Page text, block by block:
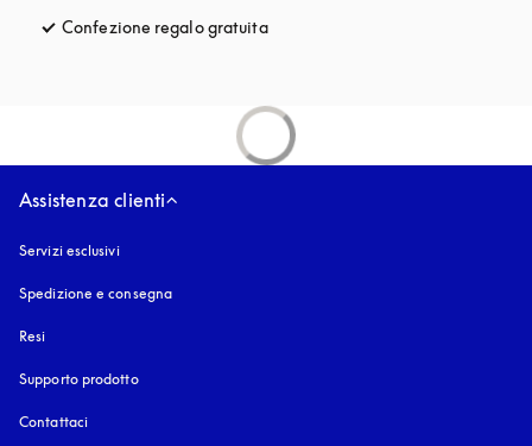
Confezione regalo gratuitasi apre in una nuova finestra
Assistenza clienti
Servizi esclusivi
Spedizione e consegna
Resi
Supporto prodotto
Contattaci